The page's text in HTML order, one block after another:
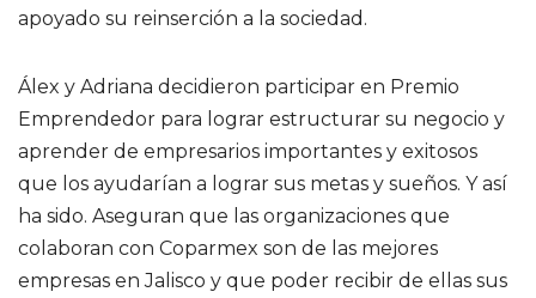
apoyado su reinserción a la sociedad.
Álex y Adriana decidieron participar en Premio
Emprendedor para lograr estructurar su negocio y
aprender de empresarios importantes y exitosos
que los ayudarían a lograr sus metas y sueños. Y así
ha sido. Aseguran que las organizaciones que
colaboran con Coparmex son de las mejores
empresas en Jalisco y que poder recibir de ellas sus